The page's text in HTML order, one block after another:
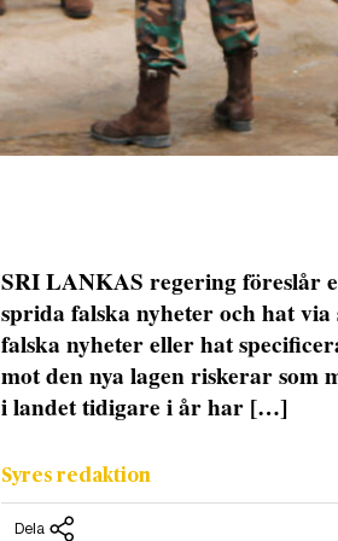
SRI LANKAS regering föreslår
sprida falska nyheter och hat
falska nyheter eller hat
mot den nya lagen riskerar som
i landet tidigare i år har […]
Syres redaktion
Dela